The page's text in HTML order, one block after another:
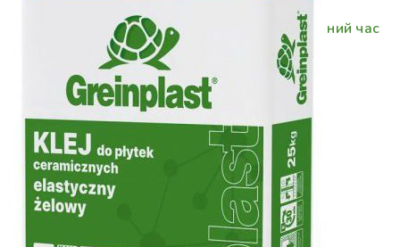
Greinplast Service>Продукція
Е - подовжений час
відкритого монтажу до 30хв.